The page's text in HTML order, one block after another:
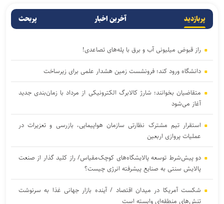
پربازدید آخرین اخبار پربحث
راز قبوض میلیونی آب و برق با پله‌های تصاعدی!
دانشگاه ورود کند؛ فرونشست زمین هشدار علمی برای زیرساخت
متقاضیان بخوانند؛ شارژ کالابرگ الکترونیکی از مرداد با زمان‌بندی جدید
آغاز می‌شود
استقرار تیم مشترک نظارتی سازمان هواپیمایی، بازرسی و تعزیرات در
عملیات پروازی اربعین
دو پیش‌شرط توسعه پالایشگاه‌های کوچک‌مقیاس/ راز کلید گذار از صنعت
پالایش سنتی به صنایع پیشرفته انرژی چیست؟
شکست آمریکا در میدان اقتصاد / آینده بازار جهانی غذا به سرنوشت
تنش‌های منطقه‌ای وابسته است